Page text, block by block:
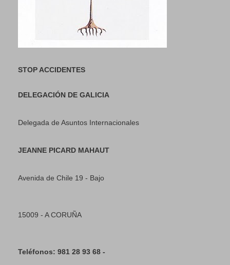
STOP ACCIDENTES
DELEGACIÓN DE GALICIA
Delegada de Asuntos Internacionales
JEANNE PICARD MAHAUT
Avenida de Chile 19 - Bajo
15009 - A CORUÑA
Teléfonos: 981 28 93 68 -